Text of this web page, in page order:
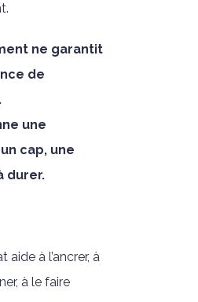
ne garantit
de
une
cap, une
durer.
aide à l’ancrer, à
à le faire